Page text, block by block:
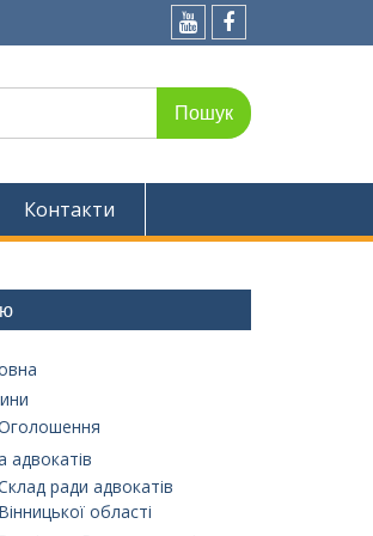
YoutubeFacebook
Контакти
адвокатів
ради адвокатів
Вінницької області